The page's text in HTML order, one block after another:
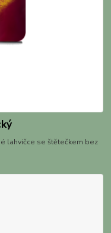
lahvičce se štětečkem bez